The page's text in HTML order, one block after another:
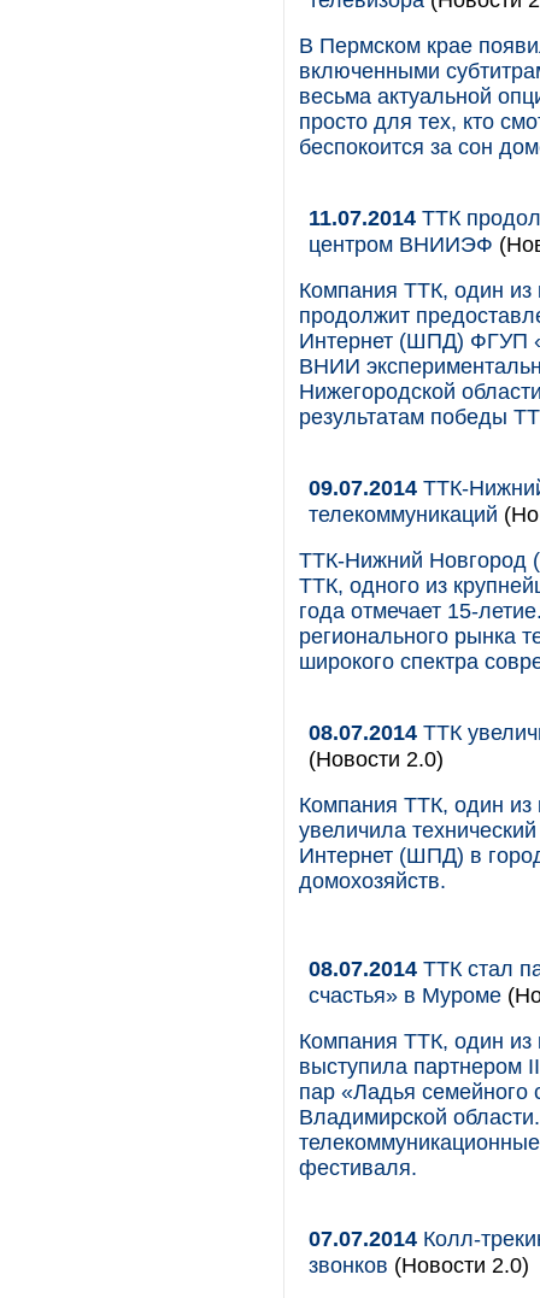
В Пермском крае
включенными
весьма актуальной
просто для тех, кто
беспокоится за сон
11.07.2014 ТТК
центром ВНИИЭФ
Компания ТТК, один из
продолжит
Интернет (ШПД) ФГУП
ВНИИ
Нижегородской
результатам победы
09.07.2014 ТТК-
телекоммуникаций
ТТК-Нижний Новгород
ТТК, одного из
года отмечает 15-
регионального рынка
широкого спектра
08.07.2014 ТТК
(Новости 2.0)
Компания ТТК, один из
увеличила
Интернет (ШПД) в
домохозяйств.
08.07.2014 ТТК стал
счастья» в Муроме
Компания ТТК, один из
выступила партнером
пар «Ладья
Владимирской
фестиваля.
07.07.2014 Колл-
звонков (Новости 2.0)